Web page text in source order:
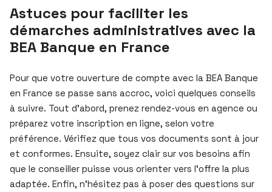
Astuces pour faciliter les
démarches administratives avec la
BEA Banque en France
Pour que votre ouverture de compte avec la BEA Banque
en France se passe sans accroc, voici quelques conseils
à suivre. Tout d’abord, prenez rendez-vous en agence ou
préparez votre inscription en ligne, selon votre
préférence. Vérifiez que tous vos documents sont à jour
et conformes. Ensuite, soyez clair sur vos besoins afin
que le conseiller puisse vous orienter vers l’offre la plus
adaptée. Enfin, n’hésitez pas à poser des questions sur